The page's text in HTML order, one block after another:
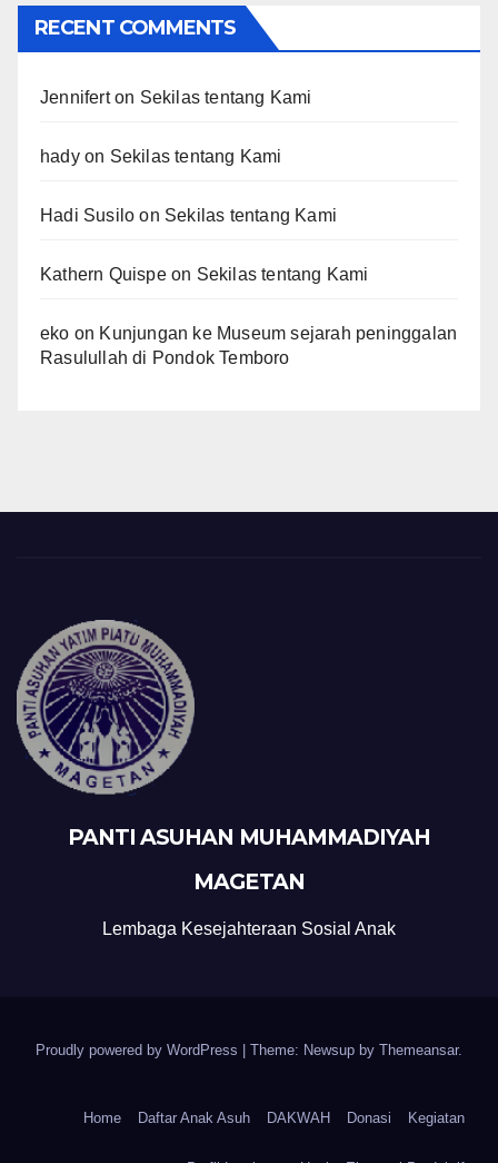
RECENT COMMENTS
Jenniferton Sekilas tentang Kami
hadyon Sekilas tentang Kami
Hadi Susilo on Sekilas tentang Kami
Kathern Quispeon Sekilas tentang Kami
eko on Kunjungan ke Museum sejarah peninggalan
Rasulullah di Pondok Temboro
PANTI ASUHAN MUHAMMADIYAH
MAGETAN
Lembaga Kesejahteraan Sosial Anak
Proudly powered by WordPress | Theme: Newsup by Themeansar.
Home Daftar Anak Asuh DAKWAH Donasi Kegiatan